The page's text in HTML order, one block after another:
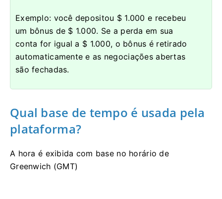
Exemplo: você depositou $ 1.000 e recebeu
um bônus de $ 1.000. Se a perda em sua
conta for igual a $ 1.000, o bônus é retirado
automaticamente e as negociações abertas
são fechadas.
Qual base de tempo é usada pela
plataforma?
A hora é exibida com base no horário de
Greenwich (GMT)